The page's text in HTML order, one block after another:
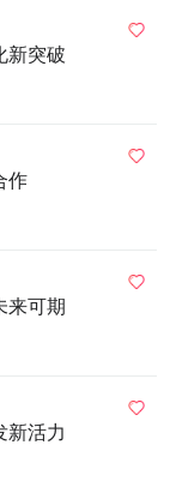
新突破
作
来可期
新活力